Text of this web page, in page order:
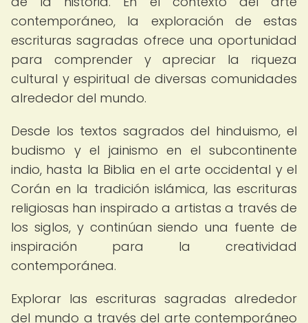
contemporáneo, la exploración de estas
escrituras sagradas ofrece una oportunidad
para comprender y apreciar la riqueza
cultural y espiritual de diversas comunidades
alrededor del mundo.
Desde los textos sagrados del hinduismo, el
budismo y el jainismo en el subcontinente
indio, hasta la Biblia en el arte occidental y el
Corán en la tradición islámica, las escrituras
religiosas han inspirado a artistas a través de
los siglos, y continúan siendo una fuente de
inspiración para la creatividad
contemporánea.
Explorar las escrituras sagradas alrededor
del mundo a través del arte contemporáneo